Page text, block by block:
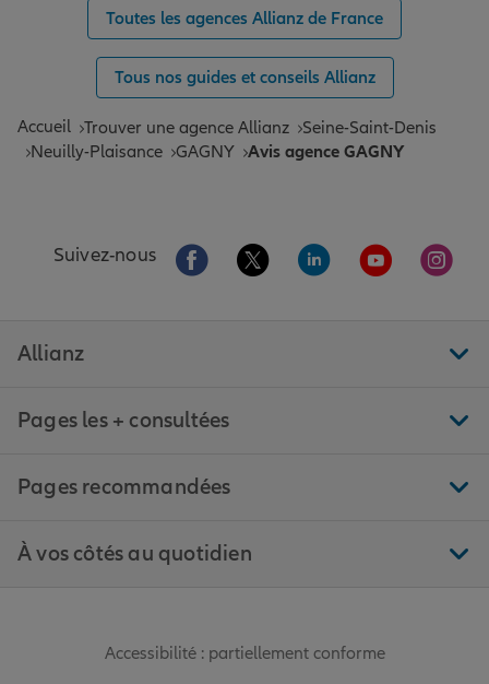
Toutes les agences Allianz de France
Tous nos guides et conseils Allianz
Accueil Trouver une agence Allianz
Seine-Saint-Denis
Neuilly-Plaisance GAGNY Avis agence GAGNY
Suivez-nous Aller sur la page Facebook de Allianz
Aller sur la page Twitter de
Aller sur la page
Aller sur la
Aller
Allianz
Pages les + consultées
Pages recommandées
À vos côtés au quotidien
Accessibilité : partiellement conforme